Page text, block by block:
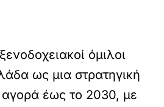
όμιλοι
ως μια στρατηγική
έως το 2030, με